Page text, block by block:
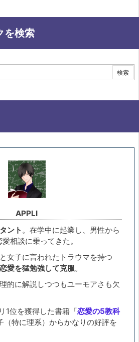
を検索
APPLI
ント 。在学中に起業し、男性から
相談に乗ってきた。
女子に言われたトラウマを持つ
愛を猛勉強して克服。
的に解説しつつもユーモアさも欠
1位を獲得した書籍「恋愛の5教科
（特に理系）からかなりの好評を